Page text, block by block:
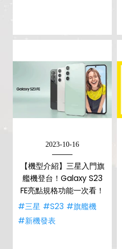
2023-10-16
【機型介紹】三星入門旗
艦機登台！Galaxy S23
FE亮點規格功能一次看！
#三星 #S23 #旗艦機
#新機發表